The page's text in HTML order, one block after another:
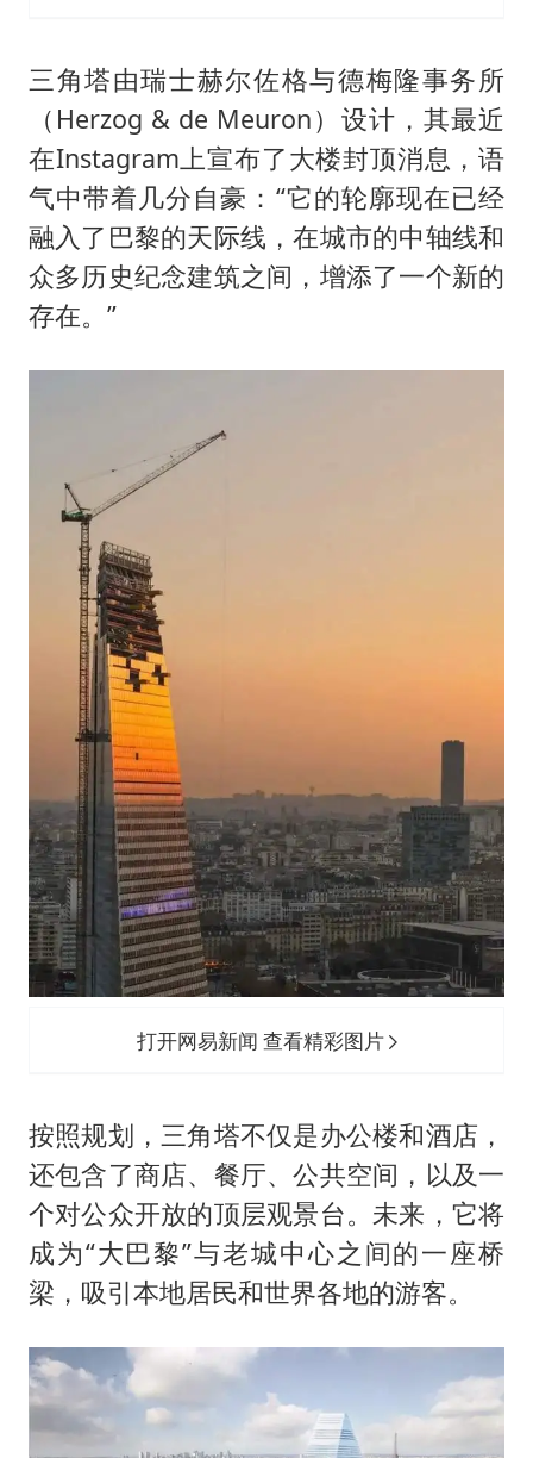
三角塔由瑞士赫尔佐格与德梅隆事务所
（Herzog & de Meuron）设计，其最近
在Instagram上宣布了大楼封顶消息，语
气中带着几分自豪：“它的轮廓现在已经
融入了巴黎的天际线，在城市的中轴线和
众多历史纪念建筑之间，增添了一个新的
存在。”
打开网易新闻 查看精彩图片
按照规划，三角塔不仅是办公楼和酒店，
还包含了商店、餐厅、公共空间，以及一
个对公众开放的顶层观景台。未来，它将
成为“大巴黎”与老城中心之间的一座桥
梁，吸引本地居民和世界各地的游客。